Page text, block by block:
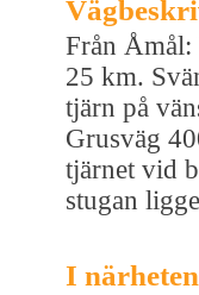
Från
25 km.
tjärn på
Grusväg
tjärnet vid
stugan
I närheten